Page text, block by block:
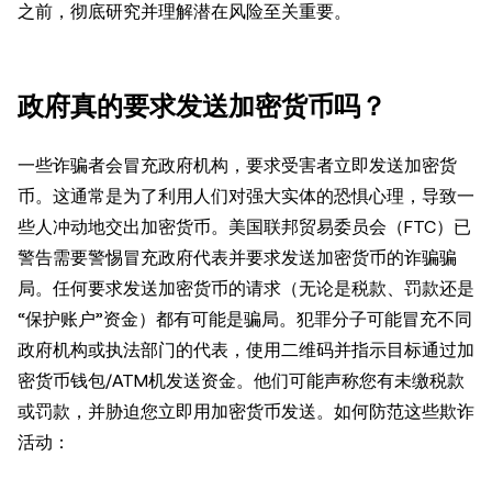
之前，彻底研究并理解潜在风险至关重要。
政府真的要求发送加密货币吗？
一些诈骗者会冒充政府机构，要求受害者立即发送加密货
币。这通常是为了利用人们对强大实体的恐惧心理，导致一
些人冲动地交出加密货币。美国联邦贸易委员会（FTC）已
警告需要警惕冒充政府代表并要求发送加密货币的诈骗骗
局。任何要求发送加密货币的请求（无论是税款、罚款还是
“保护账户”资金）都有可能是骗局。犯罪分子可能冒充不同
政府机构或执法部门的代表，使用二维码并指示目标通过加
密货币钱包/ATM机发送资金。他们可能声称您有未缴税款
或罚款，并胁迫您立即用加密货币发送。如何防范这些欺诈
活动：